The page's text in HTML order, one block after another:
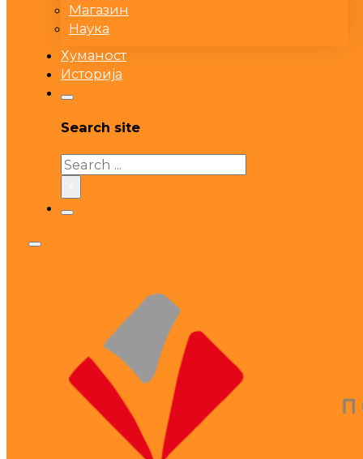
Магазин
Наука
Хуманост
Историја
Search site
Search